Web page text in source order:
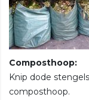
Composthoop:
Knip dode
composthoop.